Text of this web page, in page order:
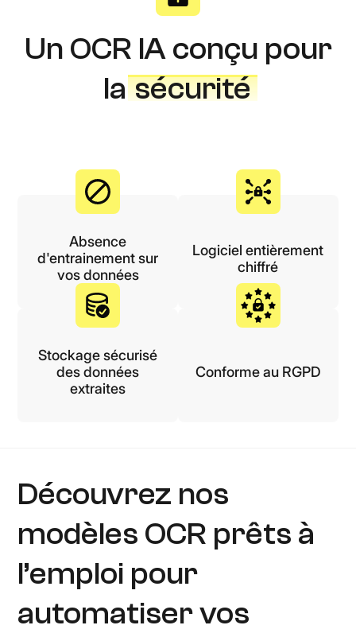
Un OCR IA conçu pour
lasécurité
Absence
d'entrainement sur
vos données
Logiciel entièrement
chiffré
Stockage sécurisé
des données
extraites
Conforme au RGPD
Découvrez nos
modèles OCR prêts à
l’emploi pour
automatiser vos